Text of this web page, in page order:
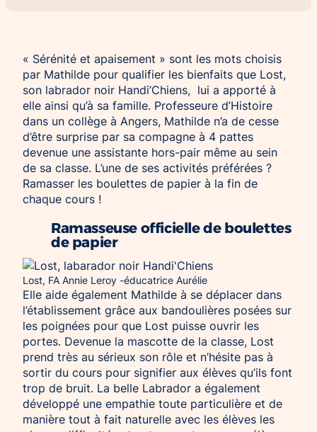
CHIENS À MISSION COLLECTIVE
Chien d’assistance d’accompagnement
social
Chien d’assistance à la réussite scolaire
Chien d’assistance judiciaire
Je m’engage / j’engage mes collaborateurs
Je lance une collecte
J’engage mes clients
« Sérénité et apaisement » sont les mots choisis
par Mathilde pour qualifier les bienfaits que Lost,
son labrador noir Handi’Chiens, lui a apporté à
elle ainsi qu’à sa famille. Professeure d’Histoire
dans un collège à Angers, Mathilde n’a de cesse
d’être surprise par sa compagne à 4 pattes
devenue une assistante hors-pair même au sein
de sa classe. L’une de ses activités préférées ?
Ramasser les boulettes de papier à la fin de
chaque cours !
Ramasseuse officielle de boulettes
de papier
Lost, FA Annie Leroy -éducatrice Aurélie
Elle aide également Mathilde à se déplacer dans
l’établissement grâce aux bandoulières posées sur
les poignées pour que Lost puisse ouvrir les
portes. Devenue la mascotte de la classe, Lost
prend très au sérieux son rôle et n’hésite pas à
sortir du cours pour signifier aux élèves qu’ils font
trop de bruit. La belle Labrador a également
développé une empathie toute particulière et de
manière tout à fait naturelle avec les élèves les